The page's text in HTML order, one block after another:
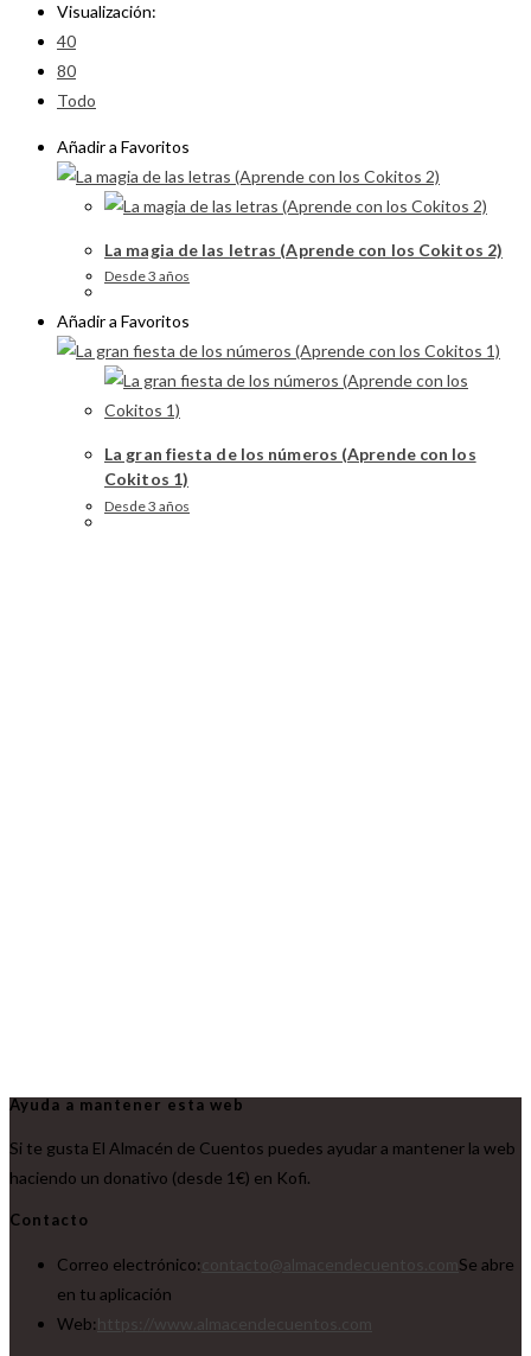
Visualización:
40
80
Todo
Añadir a Favoritos
La magia de las letras (Aprende con los Cokitos 2)
Desde 3 años
Añadir a Favoritos
La gran fiesta de los números (Aprende con los
Cokitos 1)
Desde 3 años
Ayuda a mantener esta web
Si te gusta El Almacén de Cuentos puedes ayudar a mantener la web
haciendo un donativo (desde 1€) en Kofi.
Contacto
Correo electrónico:
Se abre
en tu aplicación
Web: